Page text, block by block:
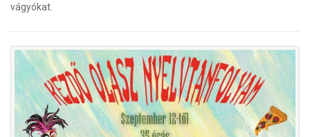
vágyókat.